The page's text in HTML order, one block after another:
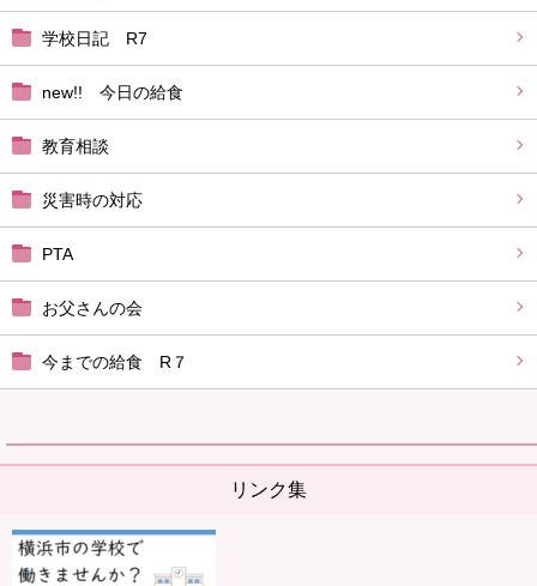
学校日記 R7
new!! 今日の給食
教育相談
災害時の対応
PTA
お父さんの会
今までの給食 R７
リンク集